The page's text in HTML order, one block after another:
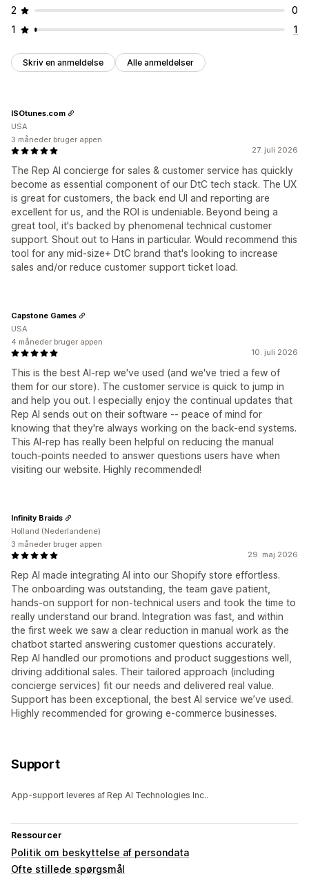
2
0
1
1
Skriv en anmeldelse Alle anmeldelser
27. juli 2026
The Rep AI concierge for sales & customer service has quickly
become as essential component of our DtC tech stack. The UX
is great for customers, the back end UI and reporting are
excellent for us, and the ROI is undeniable. Beyond being a
great tool, it's backed by phenomenal technical customer
support. Shout out to Hans in particular. Would recommend this
tool for any mid-size+ DtC brand that's looking to increase
sales and/or reduce customer support ticket load.
ISOtunes.com
USA
3 måneder bruger appen
10. juli 2026
This is the best AI-rep we've used (and we've tried a few of
them for our store). The customer service is quick to jump in
and help you out. I especially enjoy the continual updates that
Rep AI sends out on their software -- peace of mind for
knowing that they're always working on the back-end systems.
This AI-rep has really been helpful on reducing the manual
touch-points needed to answer questions users have when
visiting our website. Highly recommended!
Capstone Games
USA
4 måneder bruger appen
29. maj 2026
Rep AI made integrating AI into our Shopify store effortless.
The onboarding was outstanding, the team gave patient,
hands‑on support for non‑technical users and took the time to
really understand our brand. Integration was fast, and within
the first week we saw a clear reduction in manual work as the
chatbot started answering customer questions accurately.
Rep AI handled our promotions and product suggestions well,
driving additional sales. Their tailored approach (including
concierge services) fit our needs and delivered real value.
Support has been exceptional, the best AI service we’ve used.
Highly recommended for growing e‑commerce businesses.
Infinity Braids
Holland (Nederlandene)
3 måneder bruger appen
Support
App-support leveres af Rep AI Technologies Inc..
Ressourcer
Politik om beskyttelse af persondata
Ofte stillede spørgsmål